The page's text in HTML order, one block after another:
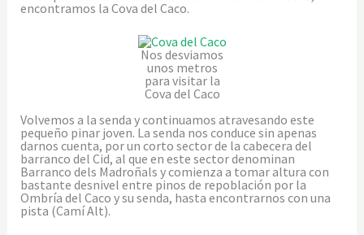
encontramos la Cova del Caco.
Nos desviamos
unos metros
para visitar la
Cova del Caco
Volvemos a la senda y continuamos atravesando este
pequeño pinar joven. La senda nos conduce sin apenas
darnos cuenta, por un corto sector de la cabecera del
barranco del Cid, al que en este sector denominan
Barranco dels Madroñals y comienza a tomar altura con
bastante desnivel entre pinos de repoblación por la
Ombría del Caco y su senda, hasta encontrarnos con una
pista (Camí Alt).